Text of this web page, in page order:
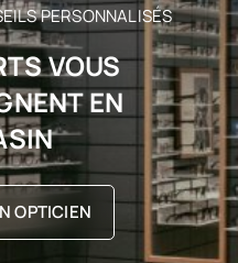
PERSONNALISÉS
VOUS
EN
OPTICIEN